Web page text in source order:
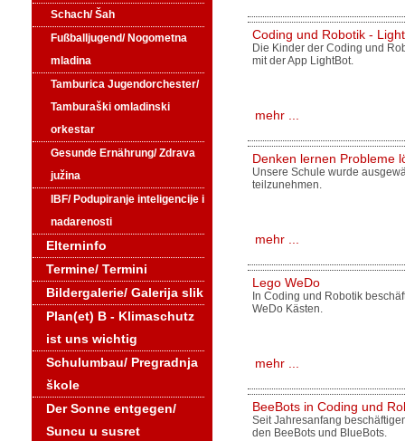
Schach/ Šah
Fußballjugend/ Nogometna
mladina
Tamburica Jugendorchester/
Tamburaški omladinski
orkestar
Gesunde Ernährung/ Zdrava
južina
IBF/ Podupiranje inteligencije i
nadarenosti
Elterninfo
Termine/ Termini
Bildergalerie/ Galerija slik
Plan(et) B - Klimaschutz
ist uns wichtig
Schulumbau/ Pregradnja
škole
Der Sonne entgegen/
Suncu u susret
Coding und Robotik -
Die Kinder der Coding und
mit der App LightBot.
mehr ...
Denken lernen Probleme
Unsere Schule wurde
teilzunehmen.
mehr ...
Lego WeDo
In Coding und Robotik
WeDo Kästen.
mehr ...
BeeBots in Coding und
Seit Jahresanfang
den BeeBots und BlueBots.